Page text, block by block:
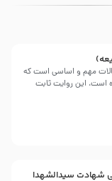
مهم و اساسی است که
است، این روایت ثابت
شهادت سیدالشهدا